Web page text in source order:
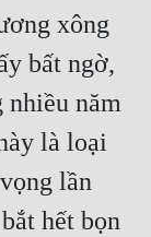
xông
bất ngờ,
nhiều năm
là loại
lần
hết bọn